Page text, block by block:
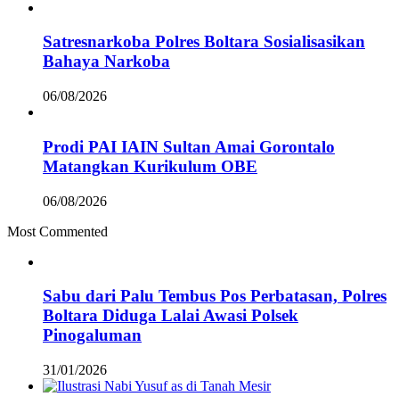
Satresnarkoba Polres Boltara Sosialisasikan
Bahaya Narkoba
06/08/2026
Prodi PAI IAIN Sultan Amai Gorontalo
Matangkan Kurikulum OBE
06/08/2026
Most Commented
Sabu dari Palu Tembus Pos Perbatasan, Polres
Boltara Diduga Lalai Awasi Polsek
Pinogaluman
31/01/2026